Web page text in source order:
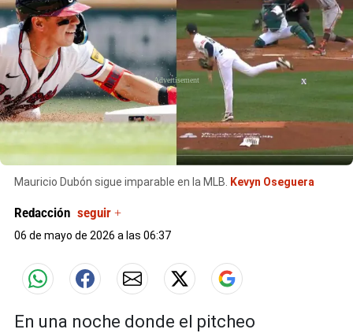
Mauricio Dubón sigue imparable en la MLB. Kevyn Oseguera
X
Redacción seguir +
06 de mayo de 2026 a las 06:37
En una noche donde el pitcheo